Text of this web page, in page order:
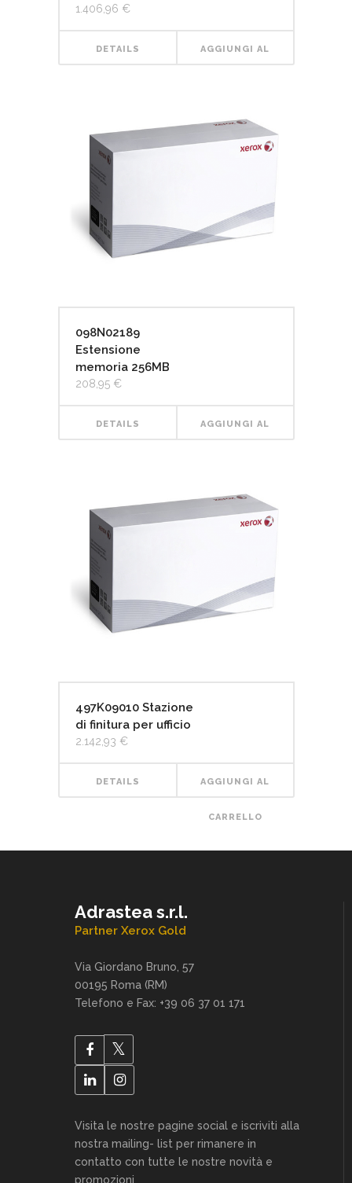
1.406,96 €
DETAILS AGGIUNGI AL
098N02189
Estensione
memoria 256MB
208,95 €
DETAILS AGGIUNGI AL
497K09010 Stazione
di finitura per ufficio
2.142,93 €
DETAILS AGGIUNGI AL
CARRELLO
Adrastea s.r.l.
Partner Xerox Gold
Via Giordano Bruno, 57
00195 Roma (RM)
Telefono e Fax: +39 06 37 01 171
Visita le nostre pagine social e iscriviti alla
nostra mailing- list per rimanere in
contatto con tutte le nostre novità e
promozioni